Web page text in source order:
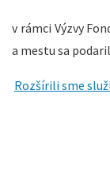
v rámci Výzvy
a mestu sa
Rozšírili sme